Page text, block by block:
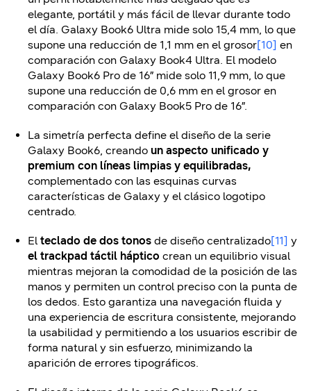
elegante, portátil y más fácil de llevar durante todo
el día. Galaxy Book6 Ultra mide solo 15,4 mm, lo que
supone una reducción de 1,1 mm en el grosor[10] en
comparación con Galaxy Book4 Ultra. El modelo
Galaxy Book6 Pro de 16” mide solo 11,9 mm, lo que
supone una reducción de 0,6 mm en el grosor en
comparación con Galaxy Book5 Pro de 16”.
La simetría perfecta define el diseño de la serie
Galaxy Book6, creando un aspecto unificado y
premium con líneas limpias y equilibradas,
complementado con las esquinas curvas
características de Galaxy y el clásico logotipo
centrado.
El teclado de dos tonos de diseño centralizado[11] y
el trackpad táctil háptico crean un equilibrio visual
mientras mejoran la comodidad de la posición de las
manos y permiten un control preciso con la punta de
los dedos. Esto garantiza una navegación fluida y
una experiencia de escritura consistente, mejorando
la usabilidad y permitiendo a los usuarios escribir de
forma natural y sin esfuerzo, minimizando la
aparición de errores tipográficos.